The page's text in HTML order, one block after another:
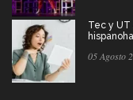
Tec y UT
05 Agosto